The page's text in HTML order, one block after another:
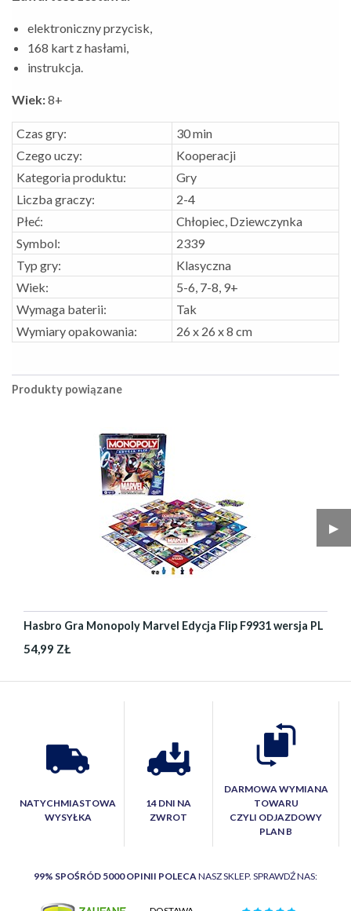
elektroniczny przycisk,
168 kart z hasłami,
instrukcja.
Wiek:8+
Czas gry:
30 min
Czego uczy:
Kooperacji
Kategoria produktu:
Gry
Liczba graczy:
2-4
Płeć:
Chłopiec, Dziewczynka
Symbol:
2339
Typ gry:
Klasyczna
Wiek:
5-6, 7-8, 9+
Wymaga baterii:
Tak
Wymiary opakowania:
26 x 26 x 8 cm
Produkty powiązane
▶︎
Hasbro Gra Monopoly Marvel Edycja Flip F9931 wersja PL
54,99 ZŁ
NATYCHMIASTOWA
WYSYŁKA
14 DNI NA
ZWROT
DARMOWA WYMIANA
TOWARU
CZYLI ODJAZDOWY
PLAN B
99% SPOŚRÓD 5000 OPINII POLECA NASZ SKLEP. SPRAWDŹ NAS: